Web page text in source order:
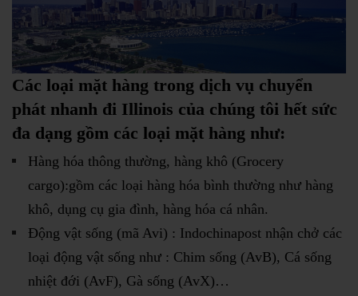
Các loại mặt hàng trong dịch vụ chuyển
phát nhanh đi Illinois của chúng tôi hết sức
đa dạng gồm các loại mặt hàng như:
Hàng hóa thông thường, hàng khô (Grocery
cargo):gồm các loại hàng hóa bình thường như hàng
khô, dụng cụ gia đình, hàng hóa cá nhân.
Động vật sống (mã Avi) : Indochinapost nhận chở các
loại động vật sống như : Chim sống (AvB), Cá sống
nhiệt đới (AvF), Gà sống (AvX)…